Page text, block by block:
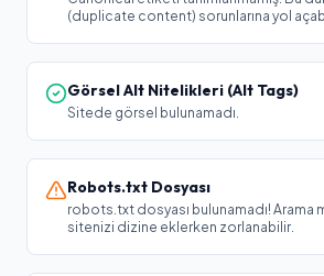
(duplicate content) sorunlarına yol
Görsel Alt Nitelikleri (Alt Tags)
Sitede görsel bulunamadı.
Robots.txt Dosyası
robots.txt dosyası bulunamadı! Arama
sitenizi dizine eklerken zorlanabilir.